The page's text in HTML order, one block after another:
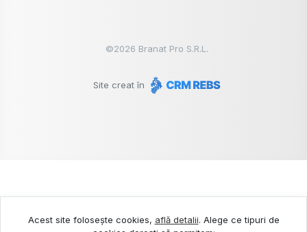
©2026 Branat Pro S.R.L.
Site creat în
Acest site folosește cookies, află detalii. Alege ce tipuri de